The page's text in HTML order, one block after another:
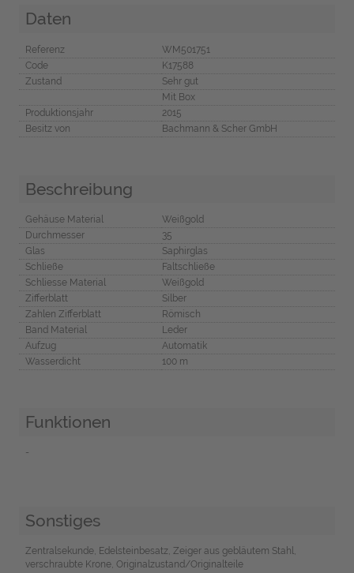
Daten
Referenz
WM501751
Code
K17588
Zustand
Sehr gut
Mit Box
Produktionsjahr
2015
Besitz von
Bachmann & Scher GmbH
Beschreibung
Gehäuse Material
Weißgold
Durchmesser
35
Glas
Saphirglas
Schließe
Faltschließe
Schliesse Material
Weißgold
Zifferblatt
Silber
Zahlen Zifferblatt
Römisch
Band Material
Leder
Aufzug
Automatik
Wasserdicht
100 m
Funktionen
-
Sonstiges
Zentralsekunde, Edelsteinbesatz, Zeiger aus gebläutem Stahl,
verschraubte Krone, Originalzustand/Originalteile